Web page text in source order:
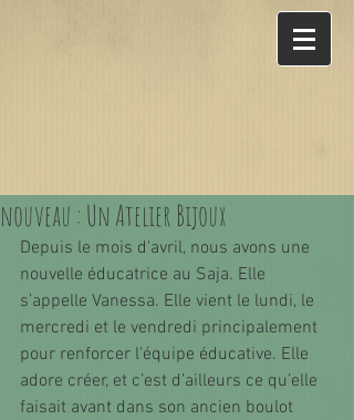
nouveau : Un Atelier Bijoux
Depuis le mois d'avril, nous avons une
nouvelle éducatrice au Saja. Elle
s’appelle Vanessa. Elle vient le lundi, le
mercredi et le vendredi principalement
pour renforcer l’équipe éducative. Elle
adore créer, et c’est d’ailleurs ce qu’elle
faisait avant dans son ancien boulot